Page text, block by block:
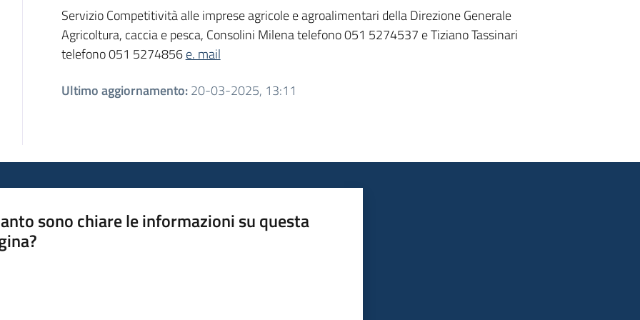
Servizio Competitività alle imprese agricole e agroalimentari della Direzione Generale
Agricoltura, caccia e pesca, Consolini Milena telefono 051 5274537 e Tiziano Tassinari
telefono 051 5274856e. mail
Ultimo aggiornamento:20-03-2025, 13:11
sono chiare le informazioni su questa